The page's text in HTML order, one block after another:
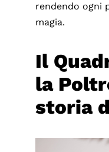
rendendo ogni
magia.
Il
la
storia